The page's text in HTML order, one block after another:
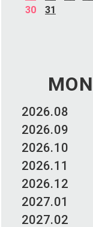
30
31
2026.08
2026.09
2026.10
2026.11
2026.12
2027.01
2027.02